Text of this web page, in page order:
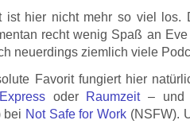
ist hier nicht mehr so viel los.
recht wenig Spaß an
neuerdings ziemlich viele
Favorit fungiert hier
oder Raumzeit– und
bei Not Safe for Work (NSFW).